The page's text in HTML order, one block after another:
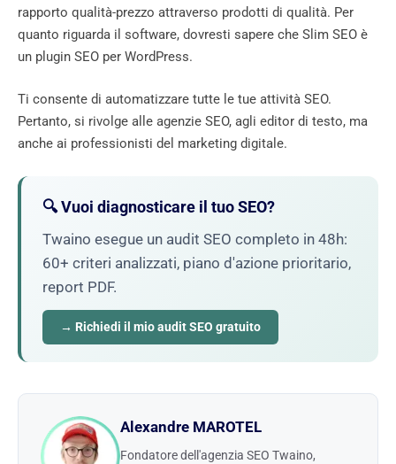
rapporto qualità-prezzo attraverso prodotti di qualità. Per
quanto riguarda il software, dovresti sapere che Slim SEO è
un plugin SEO per WordPress.
Ti consente di automatizzare tutte le tue attività SEO.
Pertanto, si rivolge alle agenzie SEO, agli editor di testo, ma
anche ai professionisti del marketing digitale.
🔍 Vuoi diagnosticare il tuo SEO?
Twaino esegue un audit SEO completo in 48h:
60+ criteri analizzati, piano d'azione prioritario,
report PDF.
→ Richiedi il mio audit SEO gratuito
Alexandre MAROTEL
Fondatore dell'agenzia SEO Twaino,